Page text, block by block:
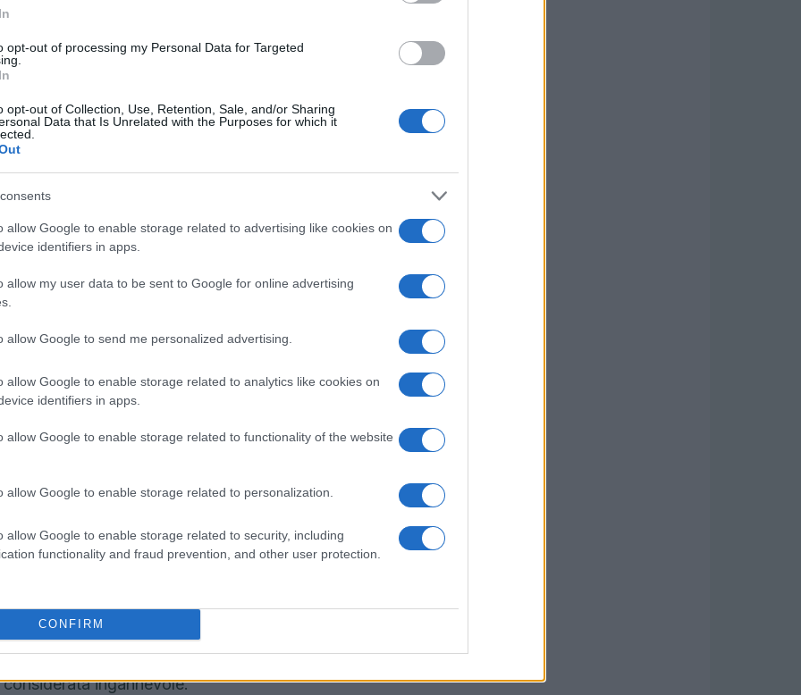
opt-out of processing my Personal Data for Targeted
opt-out of Collection, Use, Retention, Sale, and/or Sharing
Data that Is Unrelated with the Purposes for which it
allow Google to enable storage related to advertising like cookies on
identifiers in apps.
allow my user data to be sent to Google for online advertising
allow Google to send me personalized advertising.
allow Google to enable storage related to analytics like cookies on
identifiers in apps.
allow Google to enable storage related to functionality of the website
allow Google to enable storage related to personalization.
allow Google to enable storage related to security, including
functionality and fraud prevention, and other user protection.
CONFIRM
quando un’azienda presenta i propri
quanto non siano in realtà. Ti è mai capitato
una scelta ecologica, solo per scoprire che
i consumatori, facendoli credere che le
mentre in realtà non lo sono. Con la
pressione sulle aziende affinché adottino
ma non tutte sono pronte a farlo in
l’importanza delle normative.
basa su regole più severe per garantire che
e veritiere. A partire dal 27 settembre
anti-greenwashing più rigorosi, come
for the Green Transition
e a garantire un mercato equo per le aziende
è un passo avanti che tutti aspettavamo?
greenwashing
B2C sono regolate dallaDirettiva sulle
nei confronti dei consumatori, incluso il
le affermazioni ingannevoli? In sostanza,
in modo significativo il comportamento
ingannevole.